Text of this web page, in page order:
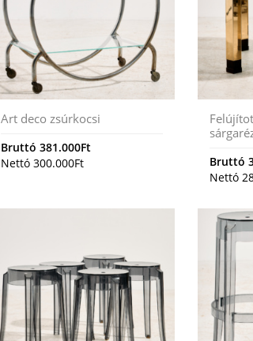
Art deco zsúrkocsi
Bruttó 381.000Ft
Nettó 300.000Ft Bruttó
Nettó